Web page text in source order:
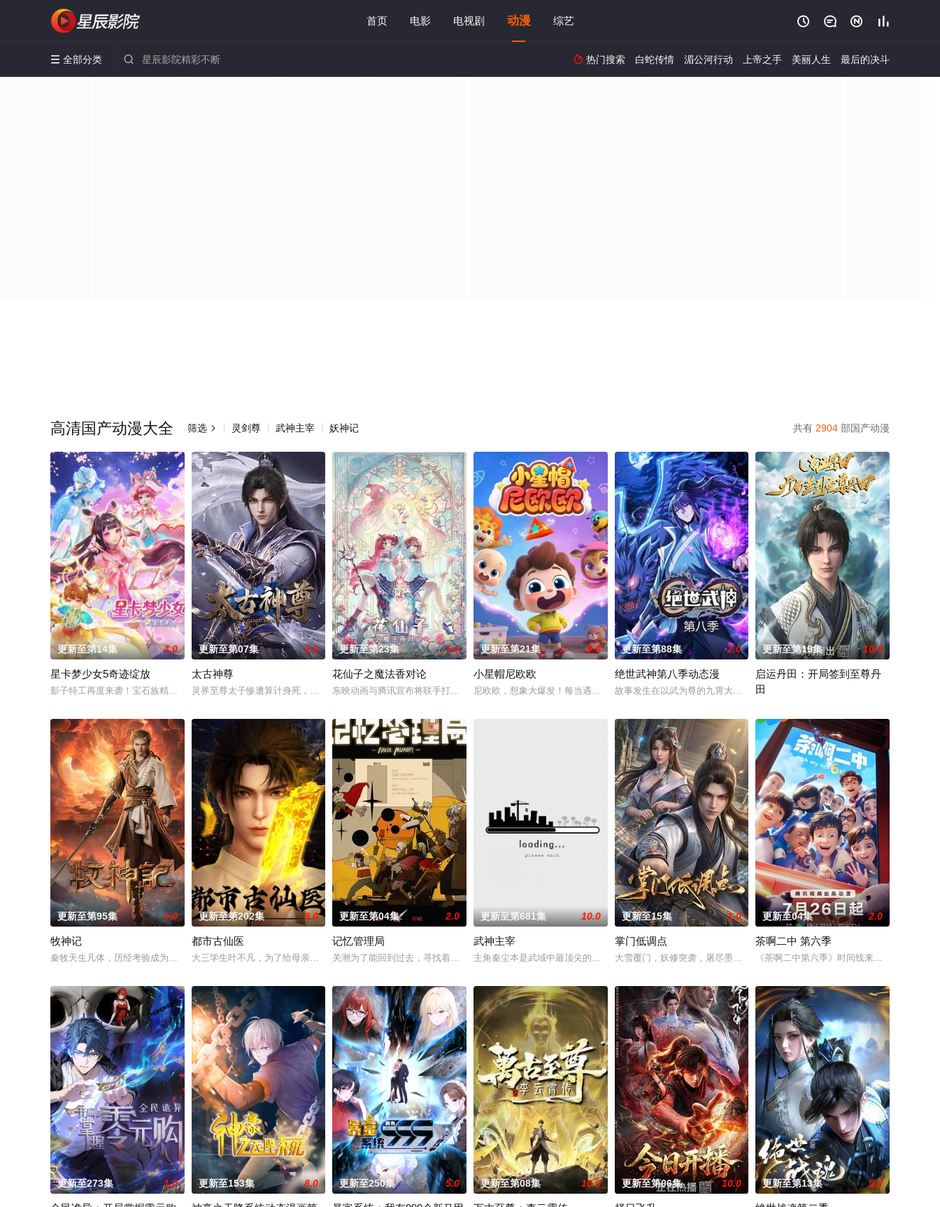
首页 电影 电视剧 动漫 综艺    
 全部分类   热门搜索 白蛇传情 湄公河行动 上帝之手 美丽人生 最后的决斗
共有 2904 部国产动漫
高清国产动漫大全 筛选  灵剑尊 武神主宰 妖神记
更新至第14集 4.0
星卡梦少女5奇迹绽放
影子特工再度来袭！宝石族精灵竟然成了关键所在！东方桃子与伙伴们一边为救治师父森木宇冲击仙蜜试炼赛冠军，一边暗中追查潜伏在参赛者中的卧底，可她并不知道，一个为她量
更新至第07集 2.0
太古神尊
灵界至尊太子惨遭算计身死，重生跌落凡尘沦为底层杂役！身怀绝世造化神丹与逆天功法，仅凭一柄锈剑掀翻整片武道世界。双武魂同步觉醒，炼化万灵、参悟神魂两道同修，天魔宝
更新至第23集 5.0
花仙子之魔法香对论
东映动画与腾讯宣布将联手打造『花仙子』全新动画新作将继承经典、结合潮流、呈现崭新的花仙子世界
更新至第21集 9.0
小星帽尼欧欧
尼欧欧，想象大爆发！每当遇到问题，尼欧欧开启奇思妙想，在童趣世界里自由探索、拆解问题、尝试方法。剧集
更新至第88集 2.0
绝世武神第八季动态漫
故事发生在以武为尊的九霄大陆，讲述了现代学生林枫，因为一场车祸，穿越
更新至第19集 10.0
启运丹田：开局签到至尊丹
田
更新至第95集 4.0
牧神记
秦牧天生凡体，历经考验成为天魔教教主，被延康国封为第一任太学博士。延康国叛乱之战中秦牧引来魔神，掀起浩荡风云，后随武可汗入楼兰黄金宫，一个人打遍圣宫无敌手。他返
更新至第202集 9.0
都市古仙医
大三学生叶不凡，为了给母亲筹集医药费碰瓷，不料遇到不按套路出牌的女司机，被撞之后的叶不凡无意中穿越到幻境，获得了古医门的传承，从此精通医术、修炼功法，获得无数美
更新至第04集 2.0
记忆管理局
关潮为了能回到过去，寻找着能启动时间枪的能源“灼石”，却意外掉入了记忆管理局。为了能重新回到现实，关潮和方糖、百重等记忆管理员一起逐层
更新至第681集 10.0
武神主宰
主角秦尘本是武域中最顶尖的天才强者，却遭歹人暗算，陨落大陆禁地死亡峡谷。必死无疑的秦尘，却意外触发
更新至15集 1.0
掌门低调点
大雪覆门，妖修突袭，屠尽墨门，少年路朝歌痛失至亲，绝境之中觉醒绑定逆
更新至04集 2.0
茶啊二中 第六季
《茶啊二中第六季》时间线来到初三，欢乐
更新至273集 1.0 更新至153集 8.0 更新至250集 5.0 更新至第08集 10.0 更新至第06集 10.0 更新至第13集 5.0